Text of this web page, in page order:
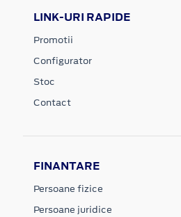
LINK-URI RAPIDE
Promotii
Configurator
Stoc
Contact
FINANTARE
Persoane fizice
Persoane juridice